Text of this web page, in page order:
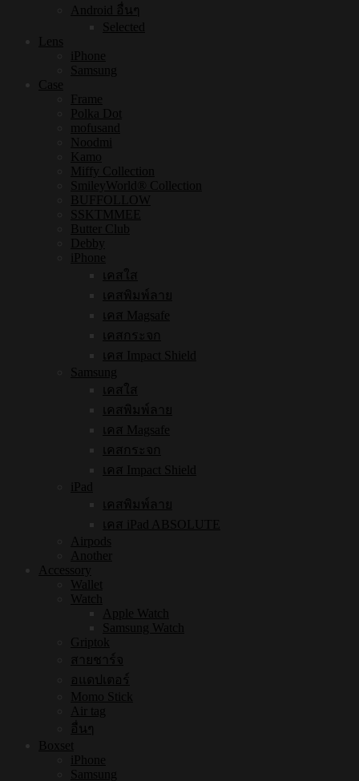
Android อื่นๆ
Selected
Lens
iPhone
Samsung
Case
Frame
Polka Dot
mofusand
Noodmi
Kamo
Miffy Collection
SmileyWorld® Collection
BUFFOLLOW
SSKTMMEE
Butter Club
Debby
iPhone
เคสใส
เคสพิมพ์ลาย
เคส Magsafe
เคสกระจก
เคส Impact Shield
Samsung
เคสใส
เคสพิมพ์ลาย
เคส Magsafe
เคสกระจก
เคส Impact Shield
iPad
เคสพิมพ์ลาย
เคส iPad ABSOLUTE
Airpods
Another
Accessory
Wallet
Watch
Apple Watch
Samsung Watch
Griptok
สายชาร์จ
อแดปเตอร์
Momo Stick
Air tag
อื่นๆ
Boxset
iPhone
Samsung